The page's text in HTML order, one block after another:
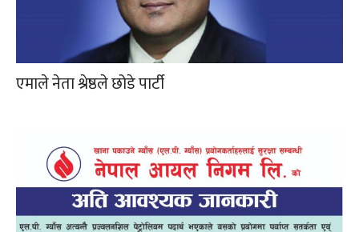
एमाले नेता श्रेष्ठले छोडे पार्टी